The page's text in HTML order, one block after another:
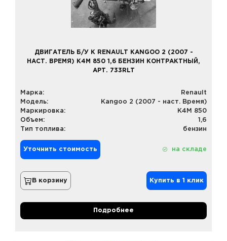
ДВИГАТЕЛЬ Б/У К RENAULT KANGOO 2 (2007 -
НАСТ. ВРЕМЯ) K4M 850 1,6 БЕНЗИН КОНТРАКТНЫЙ,
АРТ. 733RLT
Марка:
Renault
Модель:
Kangoo 2 (2007 - наст. Время)
Маркировка:
K4M 850
Объем:
1,6
Тип топлива:
бензин
Уточнить стоимость на складе
В корзину Купить в 1 клик
Подробнее